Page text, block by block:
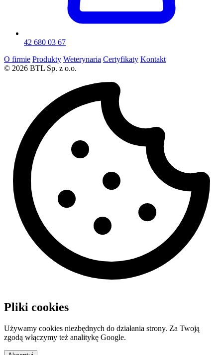
42 680 03 67
O firmie Produkty Weterynaria Certyfikaty Kontakt
© 2026 BTL Sp. z o.o.
Pliki cookies
Używamy cookies niezbędnych do działania strony. Za Twoją
zgodą włączymy też analitykę Google.